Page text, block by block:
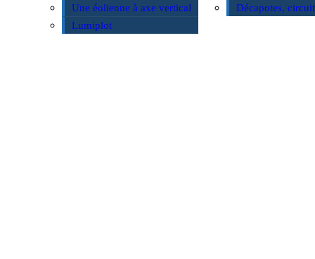
Une éolienne à axe vertical
Lumiplot
Décapotes,